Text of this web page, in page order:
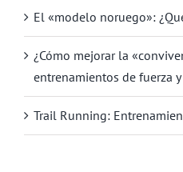
El «modelo noruego»:
¿Cómo mejorar la
entrenamientos de fuerza
Trail Running: